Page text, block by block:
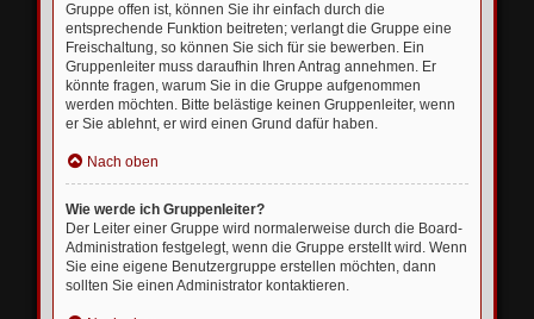
Gruppe offen ist, können Sie ihr einfach durch die
entsprechende Funktion beitreten; verlangt die Gruppe eine
Freischaltung, so können Sie sich für sie bewerben. Ein
Gruppenleiter muss daraufhin Ihren Antrag annehmen. Er
könnte fragen, warum Sie in die Gruppe aufgenommen
werden möchten. Bitte belästige keinen Gruppenleiter, wenn
er Sie ablehnt, er wird einen Grund dafür haben.
Nach oben
Wie werde ich Gruppenleiter?
Der Leiter einer Gruppe wird normalerweise durch die Board-
Administration festgelegt, wenn die Gruppe erstellt wird. Wenn
Sie eine eigene Benutzergruppe erstellen möchten, dann
sollten Sie einen Administrator kontaktieren.